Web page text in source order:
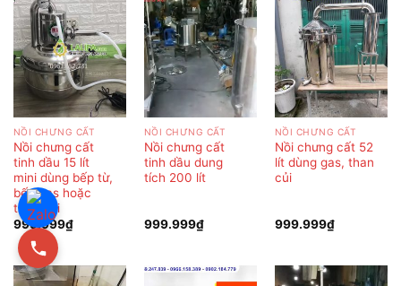
NỒI CHƯNG CẤT
Nồi chưng cất
tinh dầu 15 lít
mini dùng bếp từ,
bếp gas hoặc
than củi
999.999₫
NỒI CHƯNG CẤT
Nồi chưng cất
tinh dầu dung
tích 200 lít
999.999₫
NỒI CHƯNG CẤT
Nồi chưng cất 52
lít dùng gas, than
củi
999.999₫